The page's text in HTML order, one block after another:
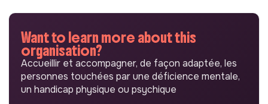
Want to learn more about this
organisation?
Accueillir et accompagner, de façon adaptée, les
personnes touchées par une déficience mentale,
un handicap physique ou psychique